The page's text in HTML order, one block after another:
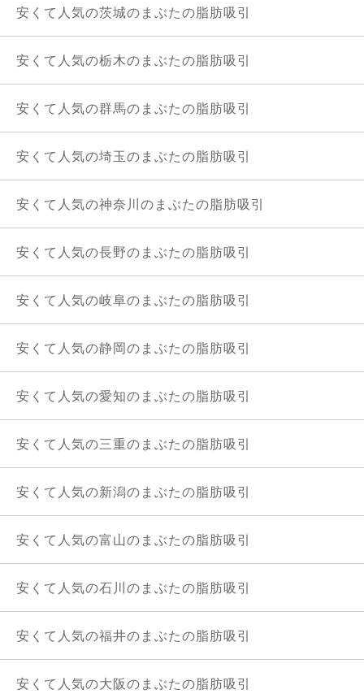
安くて人気の茨城のまぶたの脂肪吸引
安くて人気の栃木のまぶたの脂肪吸引
安くて人気の群馬のまぶたの脂肪吸引
安くて人気の埼玉のまぶたの脂肪吸引
安くて人気の神奈川のまぶたの脂肪吸引
安くて人気の長野のまぶたの脂肪吸引
安くて人気の岐阜のまぶたの脂肪吸引
安くて人気の静岡のまぶたの脂肪吸引
安くて人気の愛知のまぶたの脂肪吸引
安くて人気の三重のまぶたの脂肪吸引
安くて人気の新潟のまぶたの脂肪吸引
安くて人気の富山のまぶたの脂肪吸引
安くて人気の石川のまぶたの脂肪吸引
安くて人気の福井のまぶたの脂肪吸引
安くて人気の大阪のまぶたの脂肪吸引